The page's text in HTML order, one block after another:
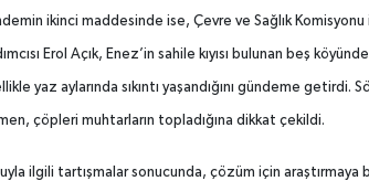
ikinci maddesinde ise, Çevre ve Sağlık
Erol Açık, Enez’in sahile kıyısı bulunan beş
yaz aylarında sıkıntı yaşandığını gündeme getirdi.
çöpleri muhtarların topladığına dikkat çekildi.
ilgili tartışmalar sonucunda, çözüm için araştırmaya